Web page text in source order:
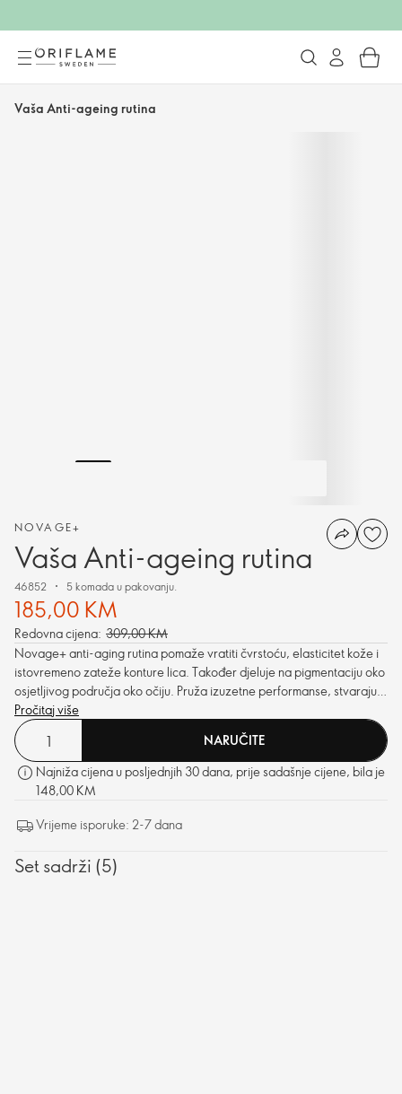
Vaša Anti-ageing rutina
NOVAGE+
Vaša Anti-ageing rutina
46852 5 komada u pakovanju.
185,00 KM
Redovna cijena: 309,00 KM
Novage+ anti-aging rutina pomaže vratiti čvrstoću, elasticitet kože i
istovremeno zateže konture lica. Također djeluje na pigmentaciju oko
osjetljivog područja oko očiju. Pruža izuzetne performanse, stvarajući
pun izgled kože.
Pročitaj više
NARUČITE
Najniža cijena u posljednjih 30 dana, prije sadašnje cijene, bila je
148,00 KM
Vrijeme isporuke: 2-7 dana
Set sadrži (5)